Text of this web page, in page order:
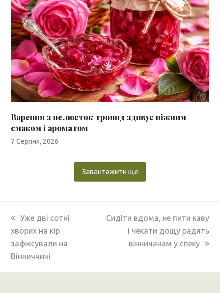
Варення з пелюсток троянд здивує ніжним
смаком і ароматом
7 Серпня, 2026
Завантажити ще
previous
post:
Уже дві сотні
хворих на кір
зафіксували на
Вінниччині
next
Сидіти вдома, не пити каву
і чекати дощу радять
вінничанам у спеку